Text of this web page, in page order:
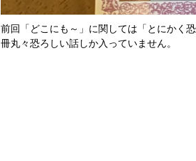
前回「どこにも～」に関しては「とにかく
冊丸々恐ろしい話しか入っていません。